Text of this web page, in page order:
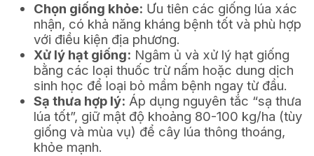
Chọn giống khỏe: Ưu tiên các giống lúa xác
nhận, có khả năng kháng bệnh tốt và phù hợp
với điều kiện địa phương.
Xử lý hạt giống: Ngâm ủ và xử lý hạt giống
bằng các loại thuốc trừ nấm hoặc dung dịch
sinh học để loại bỏ mầm bệnh ngay từ đầu.
Sạ thưa hợp lý: Áp dụng nguyên tắc “sạ thưa
lúa tốt”, giữ mật độ khoảng 80-100 kg/ha (tùy
giống và mùa vụ) để cây lúa thông thoáng,
khỏe mạnh.